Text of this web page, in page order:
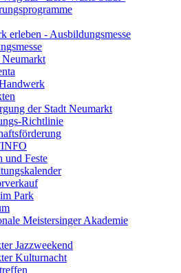
erleben - Ausbildungsmesse
Neumarkt
der Stadt Neumarkt
Richtlinie
und Feste
Park
Meistersinger Akademie
Jazzweekend
Kulturnacht